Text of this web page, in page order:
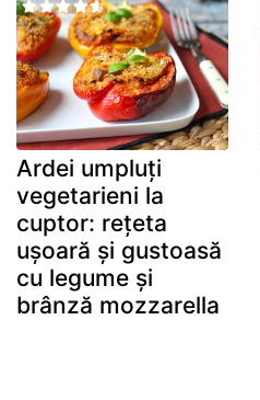
Ardei umpluți
vegetarieni la
cuptor: rețeta
ușoară și gustoasă
cu legume și
brânză mozzarella